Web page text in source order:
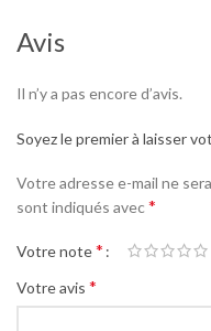
Avis
Il n’y a pas encore d’avis.
Soyez le premier à laisser
Votre adresse e-mail ne
sont indiqués avec*
Votre note*
Votre avis *